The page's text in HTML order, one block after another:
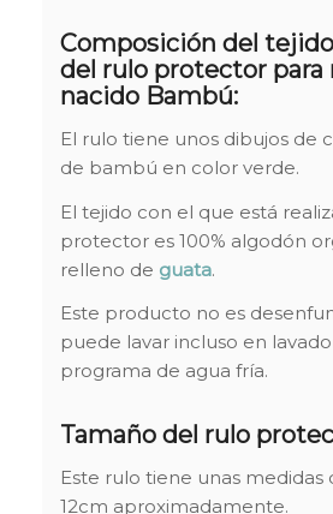
Composición del
del rulo protector para
nacido Bambú:
El rulo tiene unos dibujos de
de bambú en color verde.
El tejido con el que está
protector es 100% algodón
relleno de guata.
Este producto no es
puede lavar incluso en
programa de agua fría.
Tamaño del rulo
Este rulo tiene unas medidas
12cm aproximadamente.